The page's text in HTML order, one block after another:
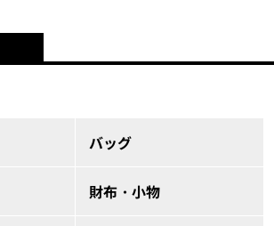
バッグ
財布・小物